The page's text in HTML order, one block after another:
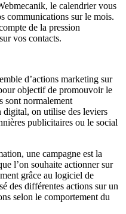
le calendrier vous
communications sur le mois.
de la pression
vos contacts.
d’actions marketing sur
objectif de promouvoir le
sont normalement
digital, on utilise des leviers
publicitaires ou le social
une campagne est la
l’on souhaite actionner sur
grâce au logiciel de
des différentes actions sur un
selon le comportement du